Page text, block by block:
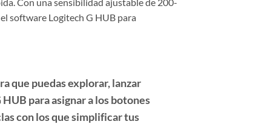
software Logitech G HUB para
que puedas explorar, lanzar
para asignar a los botones
con los que simplificar tus